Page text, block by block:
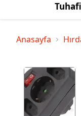
Anasayfa